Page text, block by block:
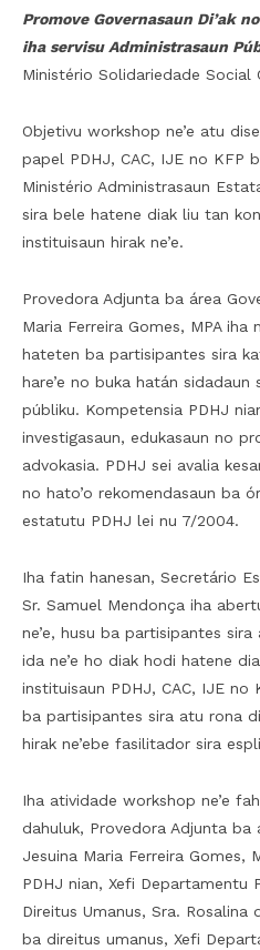
Promove Governasaun Di’ak
iha servisu Administrasaun
Ministério Solidariedade Social
Objetivu workshop ne’e atu
papel PDHJ, CAC, IJE no KFP
Ministério Administrasaun
sira bele hatene diak liu tan
instituisaun hirak ne’e.
Provedora Adjunta ba área
Maria Ferreira Gomes, MPA
hateten ba partisipantes sira
hare’e no buka hatán sidadaun
públiku. Kompetensia PDHJ
investigasaun, edukasaun no
advokasia. PDHJ sei avalia
no hato’o rekomendasaun ba
estatutu PDHJ lei nu 7/2004.
Iha fatin hanesan, Secretário
Sr. Samuel Mendonça iha
ne’e, husu ba partisipantes
ida ne’e ho diak hodi hatene
instituisaun PDHJ, CAC, IJE no
ba partisipantes sira atu rona
hirak ne’ebe fasilitador sira
Iha atividade workshop ne’e
dahuluk, Provedora Adjunta ba
Jesuina Maria Ferreira Gomes,
PDHJ nian, Xefi Departamentu
Direitus Umanus, Sra. Rosalina
ba direitus umanus, Xefi